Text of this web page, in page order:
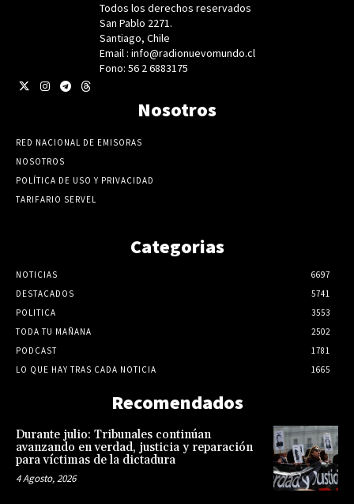
Todos los derechos reservados
San Pablo 2271.
Santiago, Chile
Email : info@radionuevomundo.cl
Fono: 56 2 6883175
Nosotros
RED NACIONAL DE EMISORAS
NOSOTROS
POLÍTICA DE USO Y PRIVACIDAD
TARIFARIO SERVEL
Categorias
NOTICIAS
6697
DESTACADOS
5741
POLITICA
3553
TODA TU MAÑANA
2502
PODCAST
1781
LO QUE HAY TRAS CADA NOTICIA
1665
Recomendados
Durante julio: Tribunales continúan
avanzando en verdad, justicia y reparación
para víctimas de la dictadura
4 Agosto, 2026